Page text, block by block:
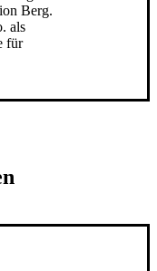
Berg.
als
für